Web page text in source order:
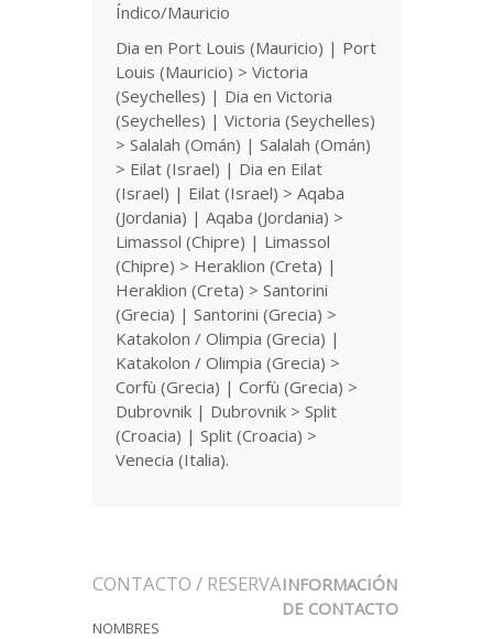
Índico/Mauricio
Dia en Port Louis (Mauricio) | Port
Louis (Mauricio) > Victoria
(Seychelles) | Dia en Victoria
(Seychelles) | Victoria (Seychelles)
> Salalah (Omán) | Salalah (Omán)
> Eilat (Israel) | Dia en Eilat
(Israel) | Eilat (Israel) > Aqaba
(Jordania) | Aqaba (Jordania) >
Limassol (Chipre) | Limassol
(Chipre) > Heraklion (Creta) |
Heraklion (Creta) > Santorini
(Grecia) | Santorini (Grecia) >
Katakolon / Olimpia (Grecia) |
Katakolon / Olimpia (Grecia) >
Corfù (Grecia) | Corfù (Grecia) >
Dubrovnik | Dubrovnik > Split
(Croacia) | Split (Croacia) >
Venecia (Italia).
CONTACTO / RESERVAINFORMACIÓN
DE CONTACTO
NOMBRES